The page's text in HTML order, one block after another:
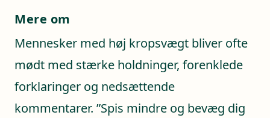
Mere om
Mennesker med høj kropsvægt bliver ofte
mødt med stærke holdninger, forenklede
forklaringer og nedsættende
kommentarer. ”Spis mindre og bevæg dig